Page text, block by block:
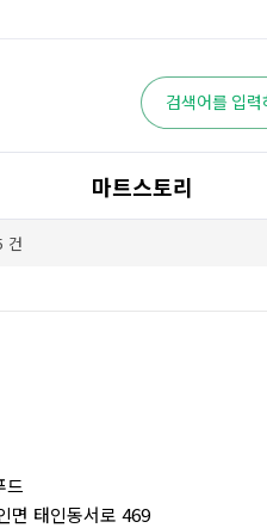
마트스토리
건
드
면 태인동서로 469